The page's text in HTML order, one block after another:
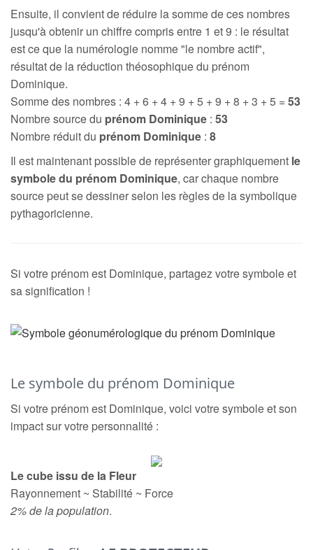
Ensuite, il convient de réduire la somme de ces nombres
jusqu'à obtenir un chiffre compris entre 1 et 9 : le résultat
est ce que la numérologie nomme "le nombre actif",
résultat de la réduction théosophique du prénom
Dominique.
Somme des nombres : 4 + 6 + 4 + 9 + 5 + 9 + 8 + 3 + 5 =53
Nombre source du prénom Dominique : 53
Nombre réduit du prénom Dominique : 8
Il est maintenant possible de représenter graphiquement le
symbole du prénom Dominique, car chaque nombre
source peut se dessiner selon les règles de la symbolique
pythagoricienne.
Si votre prénom est Dominique, partagez votre symbole et
sa signification !
Le symbole du prénom Dominique
Si votre prénom est Dominique, voici votre symbole et son
impact sur votre personnalité :
Le cube issu de la Fleur
Rayonnement ~ Stabilité ~ Force
2% de la population.